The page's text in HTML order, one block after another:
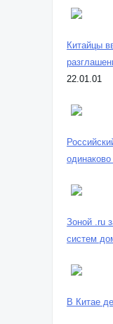
Китайцы
22.01.01
Зоной .ru
систем
В Китае